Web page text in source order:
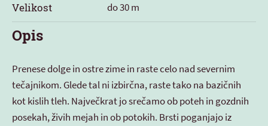
Velikost do 30 m
Opis
Prenese dolge in ostre zime in raste celo nad severnim
tečajnikom. Glede tal ni izbirčna, raste tako na bazičnih
kot kislih tleh. Največkrat jo srečamo ob poteh in gozdnih
posekah, živih mejah in ob potokih. Brsti poganjajo iz